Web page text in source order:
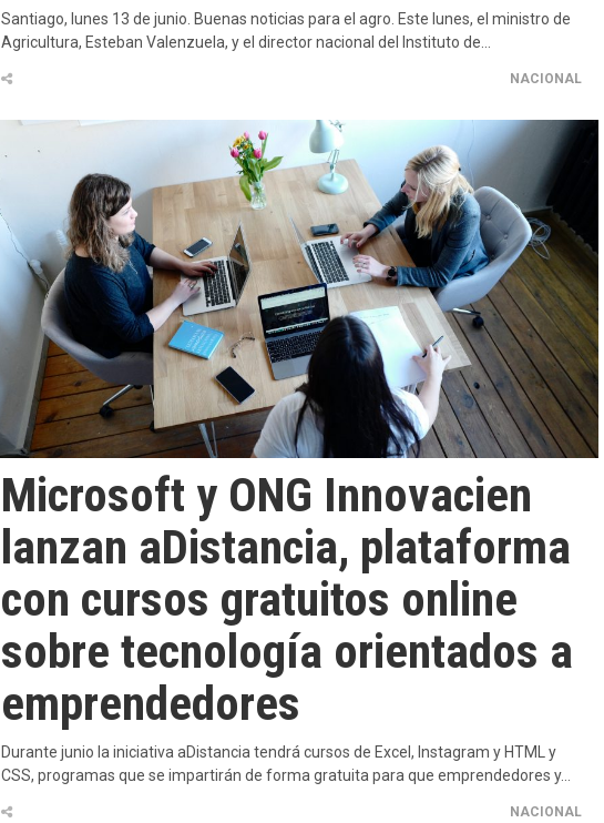
Santiago, lunes 13 de junio. Buenas noticias para el agro. Este lunes, el ministro de
Agricultura, Esteban Valenzuela, y el director nacional del Instituto de…
NACIONAL
Microsoft y ONG Innovacien
lanzan aDistancia, plataforma
con cursos gratuitos online
sobre tecnología orientados a
emprendedores
Durante junio la iniciativa aDistancia tendrá cursos de Excel, Instagram y HTML y
CSS, programas que se impartirán de forma gratuita para que emprendedores y…
NACIONAL